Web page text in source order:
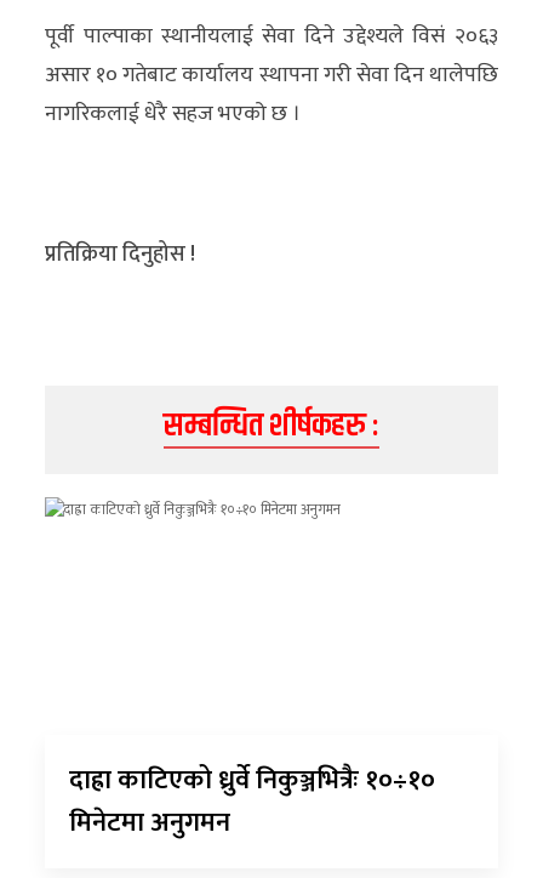
पूर्वी पाल्पाका स्थानीयलाई सेवा दिने उद्देश्यले विसं २०६३
असार १० गतेबाट कार्यालय स्थापना गरी सेवा दिन थालेपछि
नागरिकलाई धेरै सहज भएको छ ।
प्रतिक्रिया दिनुहोस !
सम्बन्धित शीर्षकहरु :
दाह्रा काटिएको ध्रुर्वे निकुञ्जभित्रैः १०÷१०
मिनेटमा अनुगमन